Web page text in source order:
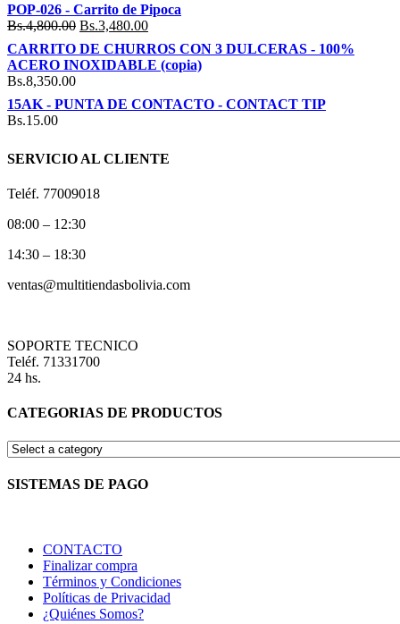
POP-026 - Carrito de Pipoca
Bs.4,800.00 Bs.3,480.00
CARRITO DE CHURROS CON 3 DULCERAS - 100%
ACERO INOXIDABLE (copia)
Bs.8,350.00
15AK - PUNTA DE CONTACTO - CONTACT TIP
Bs.15.00
SERVICIO AL CLIENTE
Teléf. 77009018
08:00 – 12:30
14:30 – 18:30
ventas@multitiendasbolivia.com
SOPORTE TECNICO
Teléf. 71331700
24 hs.
CATEGORIAS DE PRODUCTOS
SISTEMAS DE PAGO
CONTACTO
Finalizar compra
Términos y Condiciones
Políticas de Privacidad
¿Quiénes Somos?